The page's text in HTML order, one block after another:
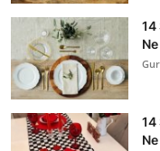
14
14